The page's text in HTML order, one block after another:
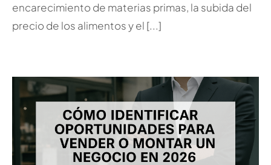
encarecimiento de materias primas, la subida del
precio de los alimentos y el [...]